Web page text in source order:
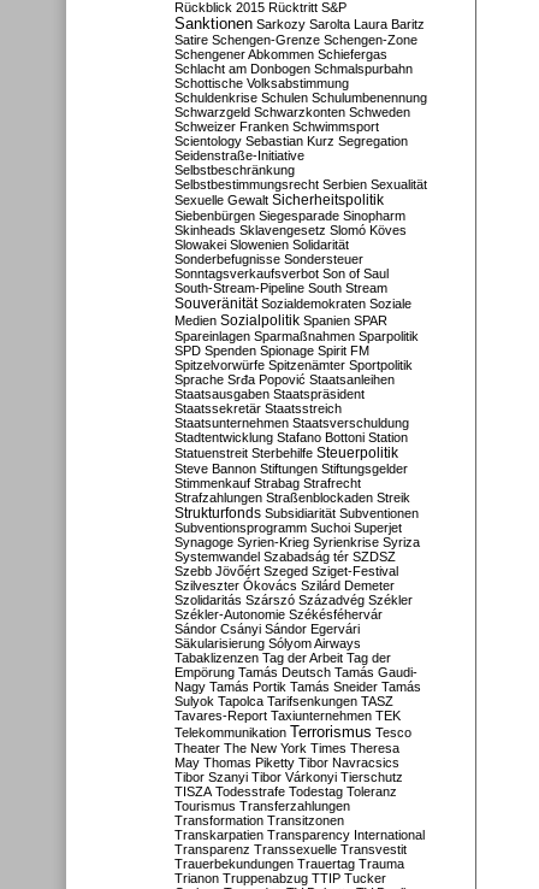
Rückblick 2015 Rücktritt S&P
Sanktionen Sarkozy Sarolta Laura Baritz
Satire Schengen-Grenze Schengen-Zone
Schengener Abkommen Schiefergas
Schlacht am Donbogen Schmalspurbahn
Schottische Volksabstimmung
Schuldenkrise Schulen Schulumbenennung
Schwarzgeld Schwarzkonten Schweden
Schweizer Franken Schwimmsport
Scientology Sebastian Kurz Segregation
Seidenstraße-Initiative
Selbstbeschränkung
Selbstbestimmungsrecht Serbien Sexualität
Sexuelle Gewalt Sicherheitspolitik
Siebenbürgen Siegesparade Sinopharm
Skinheads Sklavengesetz Slomó Köves
Slowakei Slowenien Solidarität
Sonderbefugnisse Sondersteuer
Sonntagsverkaufsverbot Son of Saul
South-Stream-Pipeline South Stream
Souveränität Sozialdemokraten Soziale
Medien Sozialpolitik Spanien SPAR
Spareinlagen Sparmaßnahmen Sparpolitik
SPD Spenden Spionage Spirit FM
Spitzelvorwürfe Spitzenämter Sportpolitik
Sprache Srđa Popović Staatsanleihen
Staatsausgaben Staatspräsident
Staatssekretär Staatsstreich
Staatsunternehmen Staatsverschuldung
Stadtentwicklung Stafano Bottoni Station
Statuenstreit Sterbehilfe Steuerpolitik
Steve Bannon Stiftungen Stiftungsgelder
Stimmenkauf Strabag Strafrecht
Strafzahlungen Straßenblockaden Streik
Strukturfonds Subsidiarität Subventionen
Subventionsprogramm Suchoi Superjet
Synagoge Syrien-Krieg Syrienkrise Syriza
Systemwandel Szabadság tér SZDSZ
Szebb Jövőért Szeged Sziget-Festival
Szilveszter Ókovács Szilárd Demeter
Szolidaritás Szárszó Századvég Székler
Székler-Autonomie Székésféhervár
Sándor Csányi Sándor Egervári
Säkularisierung Sólyom Airways
Tabaklizenzen Tag der Arbeit Tag der
Empörung Tamás Deutsch Tamás Gaudi-
Nagy Tamás Portik Tamás Sneider Tamás
Sulyok Tapolca Tarifsenkungen TASZ
Tavares-Report Taxiunternehmen TEK
Telekommunikation Terrorismus Tesco
Theater The New York Times Theresa
May Thomas Piketty Tibor Navracsics
Tibor Szanyi Tibor Várkonyi Tierschutz
TISZA Todesstrafe Todestag Toleranz
Tourismus Transferzahlungen
Transformation Transitzonen
Transkarpatien Transparency International
Transparenz Transsexuelle Transvestit
Trauerbekundungen Trauertag Trauma
Trianon Truppenabzug TTIP Tucker